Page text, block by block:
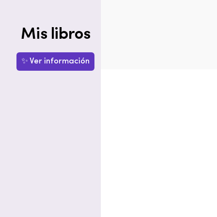
Mis libros
✨ Ver información